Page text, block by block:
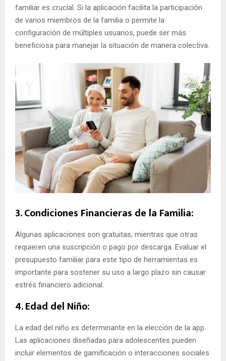
familiar es crucial. Si la aplicación facilita la participación
de varios miembros de la familia o permite la
configuración de múltiples usuarios, puede ser más
beneficiosa para manejar la situación de manera colectiva.
3. Condiciones Financieras de la Familia:
Algunas aplicaciones son gratuitas, mientras que otras
requieren una suscripción o pago por descarga. Evaluar el
presupuesto familiar para este tipo de herramientas es
importante para sostener su uso a largo plazo sin causar
estrés financiero adicional.
4. Edad del Niño:
La edad del niño es determinante en la elección de la app.
Las aplicaciones diseñadas para adolescentes pueden
incluir elementos de gamificación o interacciones sociales